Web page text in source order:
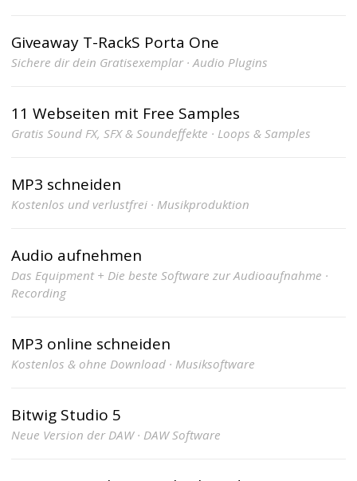
Giveaway T-RackS Porta One
Sichere dir dein Gratisexemplar · Audio Plugins
11 Webseiten mit Free Samples
Gratis Sound FX, SFX & Soundeffekte · Loops & Samples
MP3 schneiden
Kostenlos und verlustfrei · Musikproduktion
Audio aufnehmen
Das Equipment + Die beste Software zur Audioaufnahme ·
Recording
MP3 online schneiden
Kostenlos & ohne Download · Musiksoftware
Bitwig Studio 5
Neue Version der DAW · DAW Software